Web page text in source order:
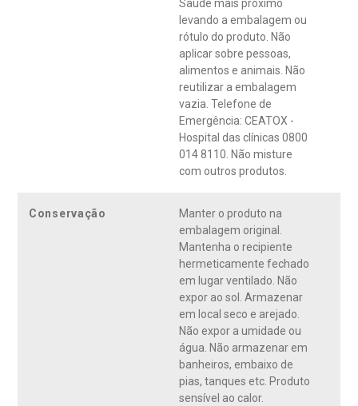
Saúde mais próximo
levando a embalagem ou
rótulo do produto. Não
aplicar sobre pessoas,
alimentos e animais. Não
reutilizar a embalagem
vazia. Telefone de
Emergência: CEATOX -
Hospital das clínicas 0800
014 8110. Não misture
com outros produtos.
Conservação
Manter o produto na
embalagem original.
Mantenha o recipiente
hermeticamente fechado
em lugar ventilado. Não
expor ao sol. Armazenar
em local seco e arejado.
Não expor a umidade ou
água. Não armazenar em
banheiros, embaixo de
pias, tanques etc. Produto
sensível ao calor.